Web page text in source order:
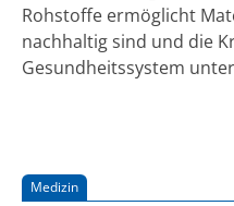
Rohstoffe ermöglicht
nachhaltig sind und die
Gesundheitssystem
Resorbierbarkeit und
Medizin